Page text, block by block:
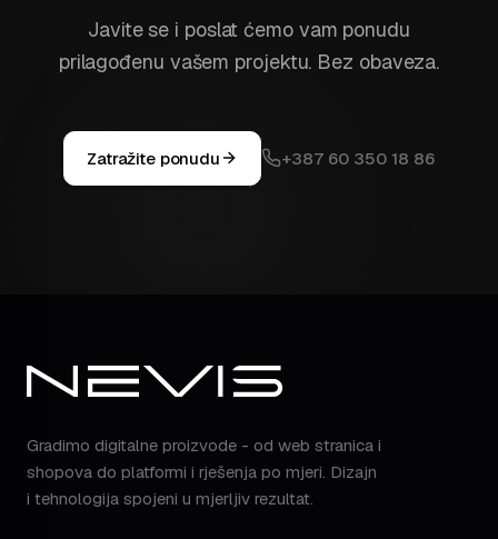
Javite se i poslat ćemo vam ponudu
prilagođenu vašem projektu. Bez obaveza.
Zatražite ponudu +387 60 350 18 86
Gradimo digitalne proizvode - od web stranica i
shopova do platformi i rješenja po mjeri. Dizajn
i tehnologija spojeni u mjerljiv rezultat.